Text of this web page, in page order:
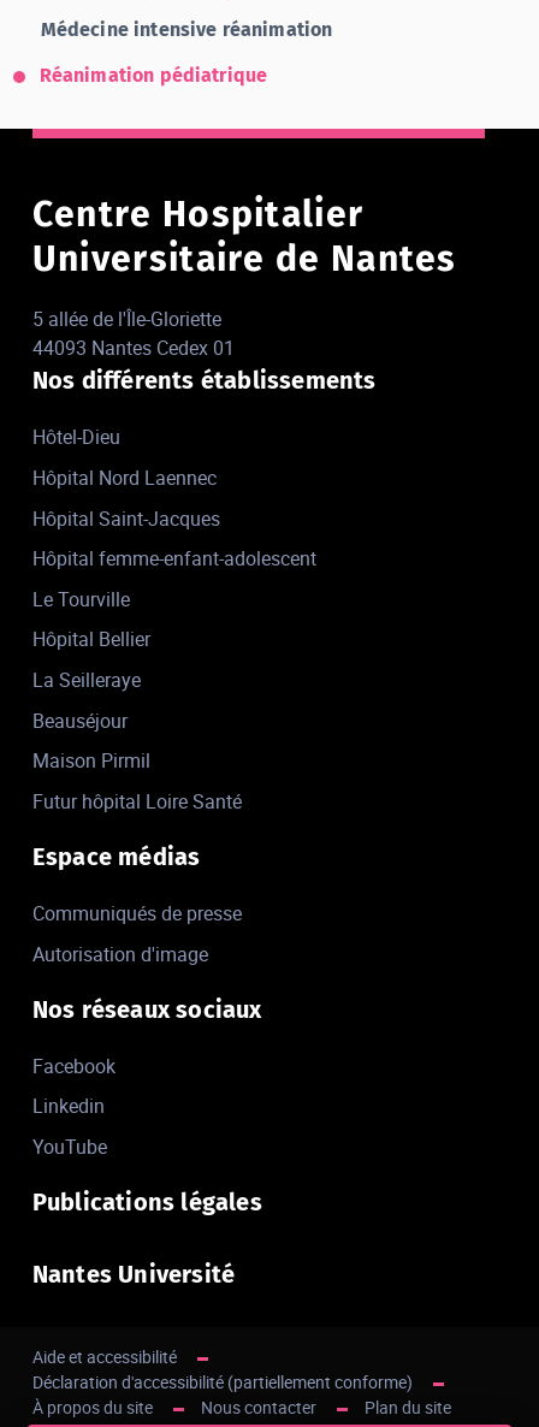
Médecine intensive réanimation
Réanimation pédiatrique
Centre Hospitalier
Universitaire de Nantes
5 allée de l'Île-Gloriette
44093 Nantes Cedex 01
Nos différents établissements
Hôtel-Dieu
Hôpital Nord Laennec
Hôpital Saint-Jacques
Hôpital femme-enfant-adolescent
Le Tourville
Hôpital Bellier
La Seilleraye
Beauséjour
Maison Pirmil
Futur hôpital Loire Santé
Espace médias
Communiqués de presse
Autorisation d'image
Nos réseaux sociaux
Facebook
Linkedin
YouTube
Publications légales
Nantes Université
Aide et accessibilité
Déclaration d'accessibilité (partiellement conforme)
À propos du site
Nous contacter Plan du site